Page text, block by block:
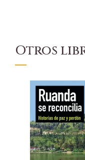
Otros